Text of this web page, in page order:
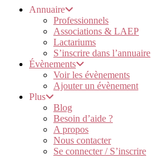
Annuaire
Professionnels
Associations & LAEP
Lactariums
S’inscrire dans l’annuaire
Évènements
Voir les évènements
Ajouter un évènement
Plus
Blog
Besoin d’aide ?
A propos
Nous contacter
Se connecter / S’inscrire